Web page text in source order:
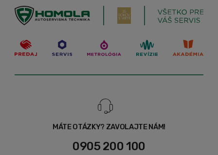
MÁTE OTÁZKY? ZAVOLAJTE NÁM!
0905 200 100